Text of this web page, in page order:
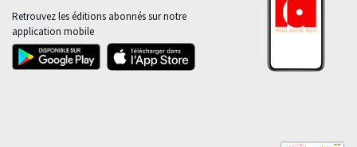
Retrouvez les éditions abonnés sur notre
application mobile